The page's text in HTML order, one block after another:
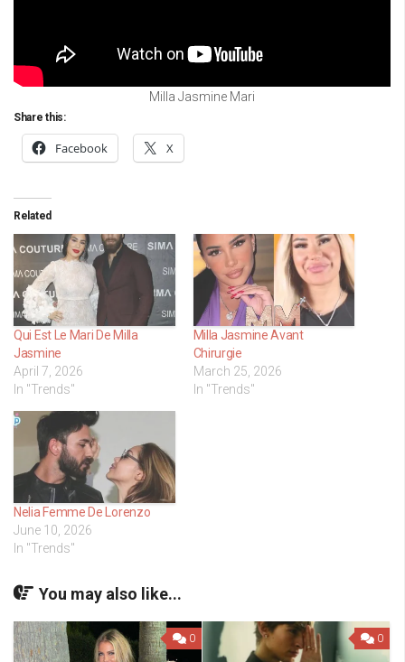
Milla Jasmine Mari
Share this:
Facebook X
Related
Qui Est Le Mari De Milla
Jasmine
April 7, 2026
In "Trends"
Milla Jasmine Avant
Chirurgie
March 25, 2026
In "Trends"
Nelia Femme De Lorenzo
June 10, 2026
In "Trends"
You may also like...
0 0